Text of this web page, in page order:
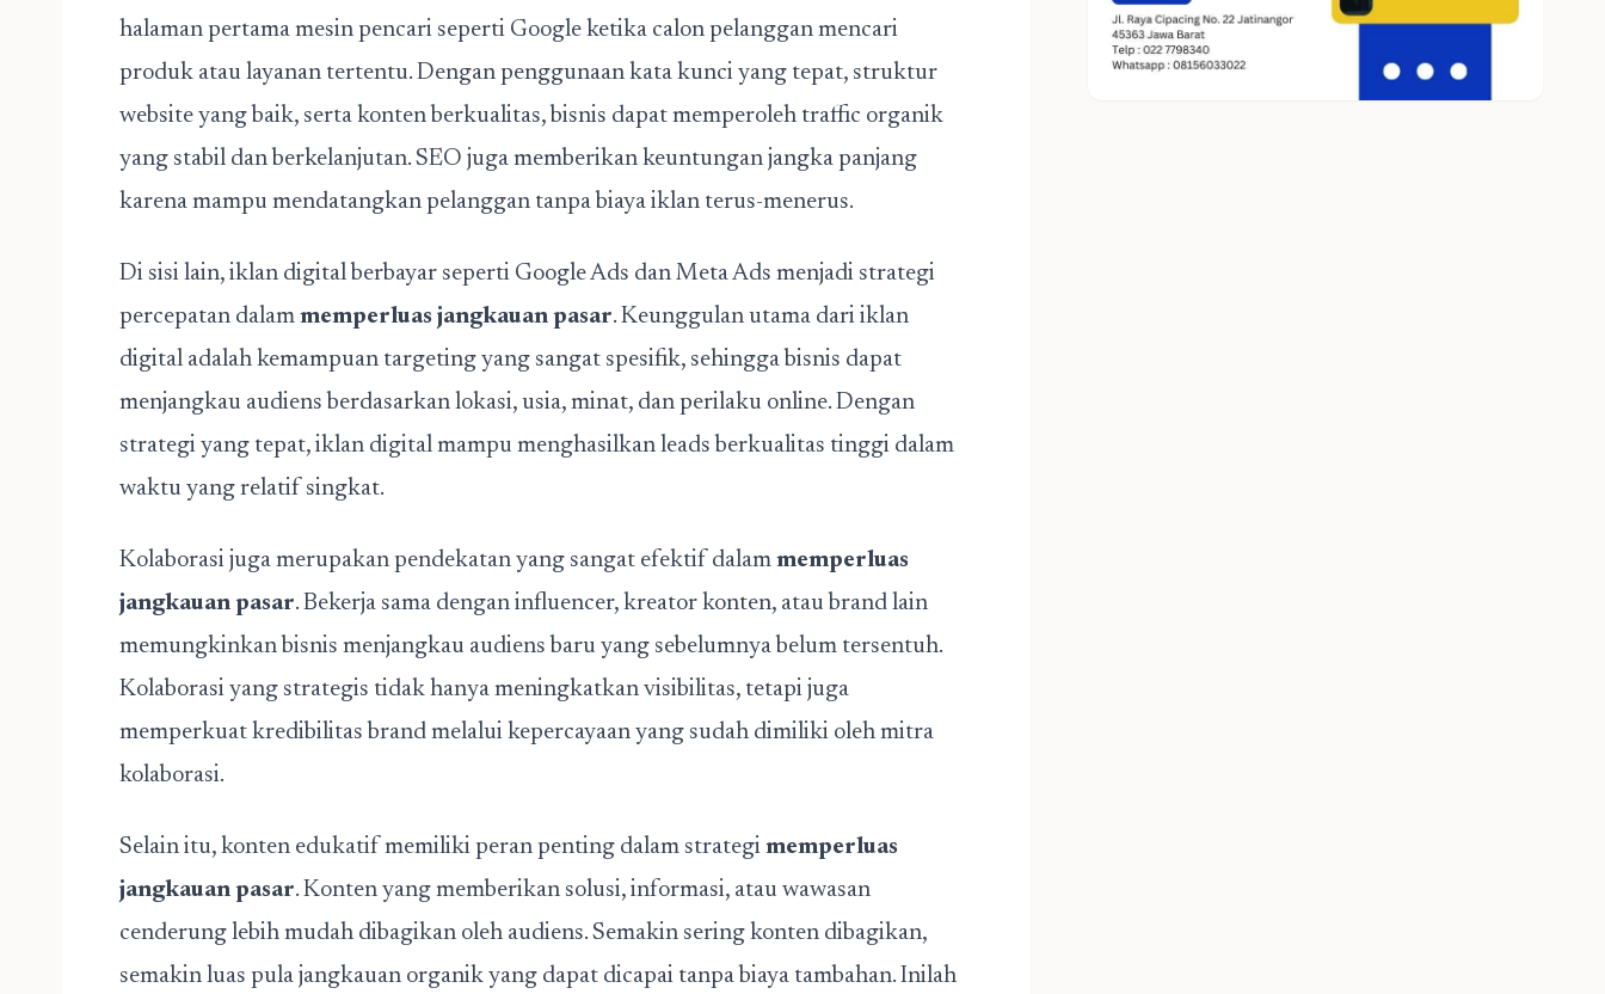
halaman pertama mesin pencari seperti Google ketika calon pelanggan mencari
produk atau layanan tertentu. Dengan penggunaan kata kunci yang tepat, struktur
website yang baik, serta konten berkualitas, bisnis dapat memperoleh traffic organik
yang stabil dan berkelanjutan. SEO juga memberikan keuntungan jangka panjang
karena mampu mendatangkan pelanggan tanpa biaya iklan terus-menerus.
Di sisi lain, iklan digital berbayar seperti Google Ads dan Meta Ads menjadi strategi
percepatan dalam memperluas jangkauan pasar. Keunggulan utama dari iklan
digital adalah kemampuan targeting yang sangat spesifik, sehingga bisnis dapat
menjangkau audiens berdasarkan lokasi, usia, minat, dan perilaku online. Dengan
strategi yang tepat, iklan digital mampu menghasilkan leads berkualitas tinggi dalam
waktu yang relatif singkat.
Kolaborasi juga merupakan pendekatan yang sangat efektif dalam memperluas
jangkauan pasar. Bekerja sama dengan influencer, kreator konten, atau brand lain
memungkinkan bisnis menjangkau audiens baru yang sebelumnya belum tersentuh.
Kolaborasi yang strategis tidak hanya meningkatkan visibilitas, tetapi juga
memperkuat kredibilitas brand melalui kepercayaan yang sudah dimiliki oleh mitra
kolaborasi.
Selain itu, konten edukatif memiliki peran penting dalam strategi memperluas
jangkauan pasar. Konten yang memberikan solusi, informasi, atau wawasan
cenderung lebih mudah dibagikan oleh audiens. Semakin sering konten dibagikan,
semakin luas pula jangkauan organik yang dapat dicapai tanpa biaya tambahan. Inilah